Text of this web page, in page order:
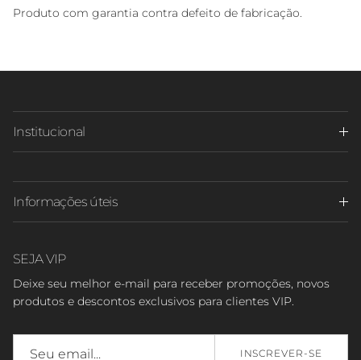
Produto com garantia contra defeito de fabricação.
Institucional
Informações úteis
SEJA VIP
Deixe seu melhor e-mail para receber promoções, novos
produtos e descontos exclusivos para clientes VIP.
INSCREVER-SE